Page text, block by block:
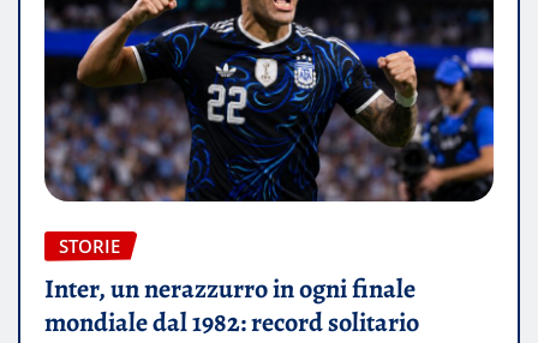
STORIE
Inter, un nerazzurro in ogni finale
mondiale dal 1982: record solitario